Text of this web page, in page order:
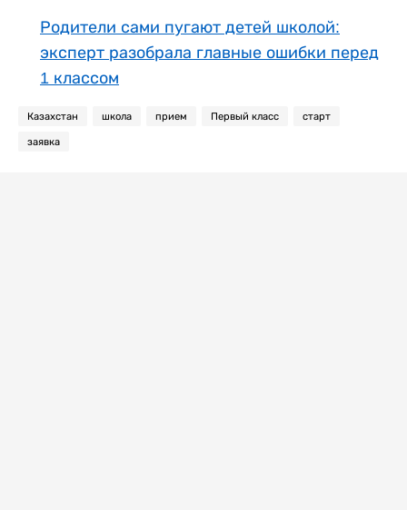
Родители сами пугают детей школой:
эксперт разобрала главные ошибки перед
1 классом
Казахстан школа прием Первый класс старт
заявка